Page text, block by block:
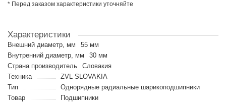
* Перед заказом характеристики уточняйте
Характеристики
Внешний диаметр, мм
55 мм
Внутренний диаметр, мм
30 мм
Страна производитель
Словакия
Техника
ZVL SLOVAKIA
Тип
Однорядные радиальные шарикоподшипники
Товар
Подшипники